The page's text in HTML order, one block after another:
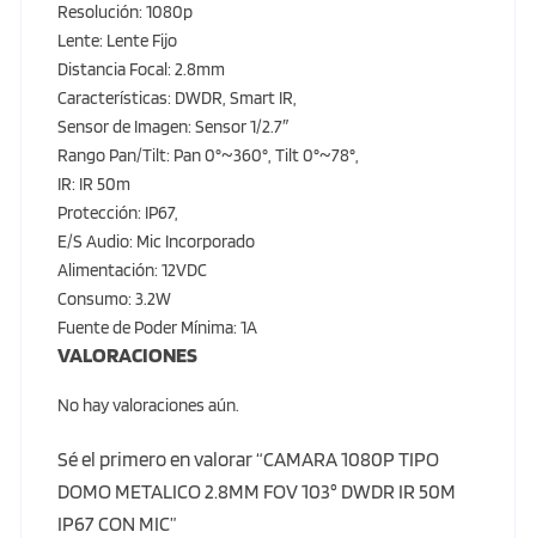
Resolución: 1080p
Lente: Lente Fijo
Distancia Focal: 2.8mm
Características: DWDR, Smart IR,
Sensor de Imagen: Sensor 1/2.7″
Rango Pan/Tilt: Pan 0°~360°, Tilt 0°~78°,
IR: IR 50m
Protección: IP67,
E/S Audio: Mic Incorporado
Alimentación: 12VDC
Consumo: 3.2W
Fuente de Poder Mínima: 1A
VALORACIONES
No hay valoraciones aún.
Sé el primero en valorar “CAMARA 1080P TIPO
DOMO METALICO 2.8MM FOV 103° DWDR IR 50M
IP67 CON MIC”